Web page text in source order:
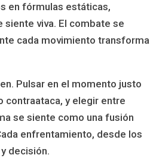
en fórmulas estáticas,
viva. El combate se
cada movimiento transforma
Pulsar en el momento justo
contraataca, y elegir entre
se siente como una fusión
enfrentamiento, desde los
decisión.